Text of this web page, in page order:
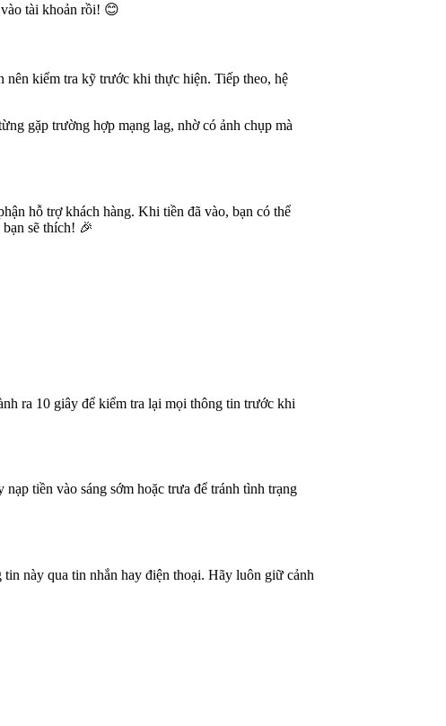
tài khoản rồi! 😊
nên kiểm tra kỹ trước khi thực hiện. Tiếp theo, hệ
gặp trường hợp mạng lag, nhờ có ảnh chụp mà
hỗ trợ khách hàng. Khi tiền đã vào, bạn có thể
sẽ thích! 🎉
ra 10 giây để kiểm tra lại mọi thông tin trước khi
tiền vào sáng sớm hoặc trưa để tránh tình trạng
này qua tin nhắn hay điện thoại. Hãy luôn giữ cảnh